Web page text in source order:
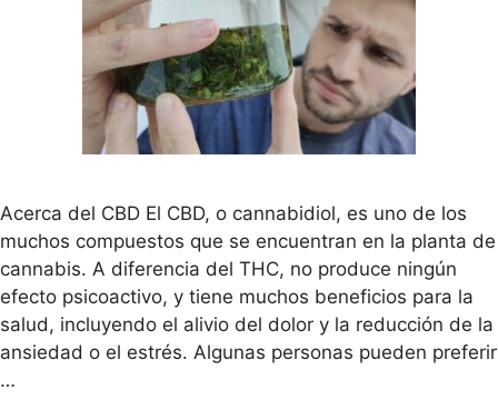
Acerca del CBD El CBD, o cannabidiol, es uno de los
muchos compuestos que se encuentran en la planta de
cannabis. A diferencia del THC, no produce ningún
efecto psicoactivo, y tiene muchos beneficios para la
salud, incluyendo el alivio del dolor y la reducción de la
ansiedad o el estrés. Algunas personas pueden preferir
…